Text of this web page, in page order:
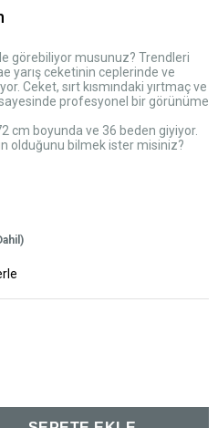
görebiliyor musunuz? Trendleri
yarış ceketinin ceplerinde ve
Ceket, sırt kısmındaki yırtmaç ve
profesyonel bir görünüme
cm boyunda ve 36 beden giyiyor.
olduğunu bilmek ister misiniz?